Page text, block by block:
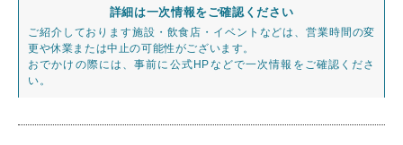
詳細は一次情報をご確認ください
ご紹介しております施設・飲食店・イベントなどは、営業時間の変
更や休業または中止の可能性がございます。
おでかけの際には、事前に公式HPなどで一次情報をご確認くださ
い。